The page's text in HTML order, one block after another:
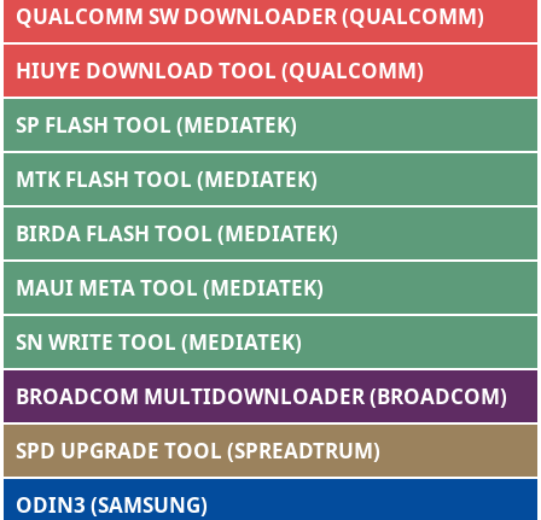
QUALCOMM SW DOWNLOADER (QUALCOMM)
HIUYE DOWNLOAD TOOL (QUALCOMM)
SP FLASH TOOL (MEDIATEK)
MTK FLASH TOOL (MEDIATEK)
BIRDA FLASH TOOL (MEDIATEK)
MAUI META TOOL (MEDIATEK)
SN WRITE TOOL (MEDIATEK)
BROADCOM MULTIDOWNLOADER (BROADCOM)
SPD UPGRADE TOOL (SPREADTRUM)
ODIN3 (SAMSUNG)